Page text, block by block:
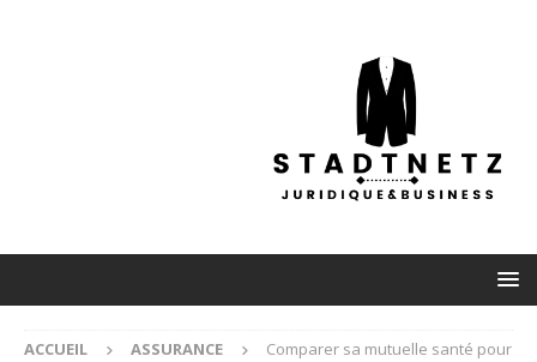
ACCUEIL ASSURANCE
Comparer sa mutuelle santé pour